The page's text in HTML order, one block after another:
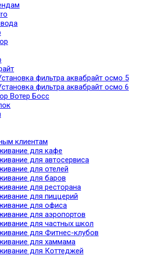
фильтра аквабрайт осмо 5
фильтра аквабрайт осмо 6
Вотер Босс
клиентам
для кафе
для автосервиса
для отелей
для баров
для ресторана
для пиццерий
для офиса
для аэропортов
для частных школ
для Фитнес-клубов
для хаммама
для Коттеджей